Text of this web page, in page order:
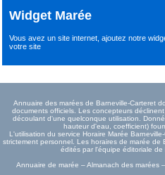
Widget Marée
Vous avez un site internet,ajoutez notre
votre site
Annuaire des marées de Barneville-Carteret
documents officiels. Les concepteurs
découlant d'une quelconque utilisation.
hauteur d'eau, coefficient)
L'utilisation du service Horaire Marée
strictement personnel. Les horaires de marée
édités par l'équipe éditoriale de
Annuaire de marée – Almanach des marées